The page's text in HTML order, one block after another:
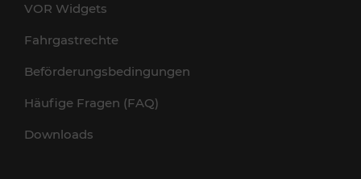
VOR Widgets
Fahrgastrechte
Beförderungsbedingungen
Häufige Fragen (FAQ)
Downloads